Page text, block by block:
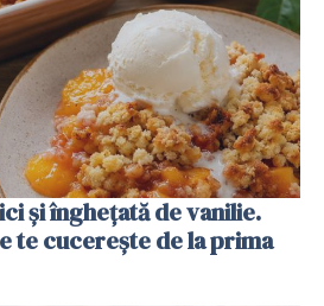
și înghețată de vanilie.
te cucerește de la prima